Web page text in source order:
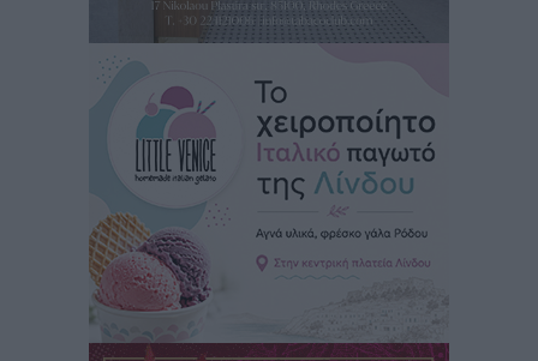
Άκυρες οι εγκύκλιοι που δεν αναρτώνται,
υποχρεωτική η δημοσίευσή τους από την 1η
Οκτωβρίου
πριν 2 ώρες
Καύσιμα: «Καίνε» οι τιμές και στα νησιά μας – Γιατί
δεν πέφτουν και πότε μπορεί να έρθει αποκλιμάκωση
Τοπικές Ειδήσεις πριν 2 ώρες
Πάνω από 1.500 έλεγχοι με drones σε 300 παραλίες
κατά της αυθαίρετης κατάληψης του αιγιαλού – Τα
στοιχεία για τη Ρόδο